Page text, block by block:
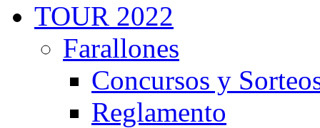
TOUR 2022
Farallones
Concursos y
Reglamento